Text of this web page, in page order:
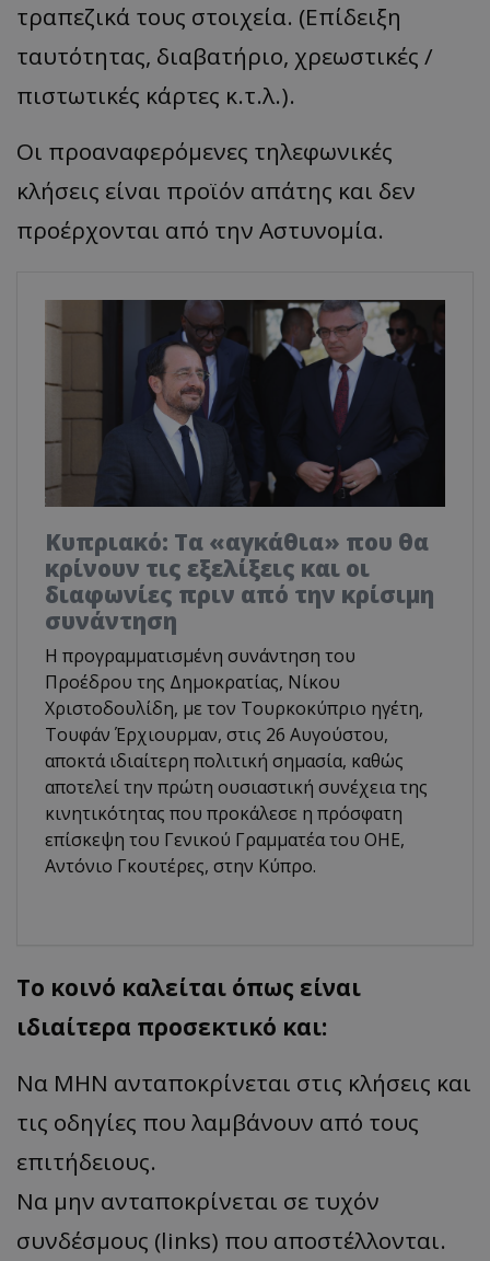
τραπεζικά τους στοιχεία. (Επίδειξη
ταυτότητας, διαβατήριο, χρεωστικές /
πιστωτικές κάρτες κ.τ.λ.).
Οι προαναφερόμενες τηλεφωνικές
κλήσεις είναι προϊόν απάτης και δεν
προέρχονται από την Αστυνομία.
Κυπριακό: Τα «αγκάθια» που θα
κρίνουν τις εξελίξεις και οι
διαφωνίες πριν από την κρίσιμη
συνάντηση
Η προγραμματισμένη συνάντηση του
Προέδρου της Δημοκρατίας, Νίκου
Χριστοδουλίδη, με τον Τουρκοκύπριο ηγέτη,
Τουφάν Έρχιουρμαν, στις 26 Αυγούστου,
αποκτά ιδιαίτερη πολιτική σημασία, καθώς
αποτελεί την πρώτη ουσιαστική συνέχεια της
κινητικότητας που προκάλεσε η πρόσφατη
επίσκεψη του Γενικού Γραμματέα του ΟΗΕ,
Αντόνιο Γκουτέρες, στην Κύπρο.
Το κοινό καλείται όπως είναι
ιδιαίτερα προσεκτικό και:
Να ΜΗΝ ανταποκρίνεται στις κλήσεις και
τις οδηγίες που λαμβάνουν από τους
επιτήδειους.
Να μην ανταποκρίνεται σε τυχόν
συνδέσμους (links) που αποστέλλονται.